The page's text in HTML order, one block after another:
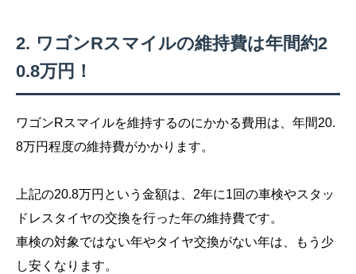
ワゴンRスマイルの維持費は年間約2
0.8万円！
ワゴンRスマイルを維持するのにかかる費用は、年間20.
8万円程度の維持費がかかります。
上記の20.8万円という金額は、2年に1回の車検やスタッ
ドレスタイヤの交換を行った年の維持費です。
車検の対象ではない年やタイヤ交換がない年は、もう少
し安くなります。